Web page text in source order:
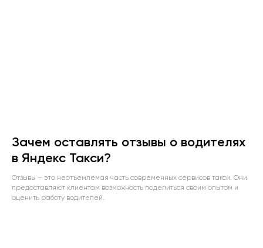
Зачем оставлять отзывы о водителях
в Яндекс Такси?
Отзывы – это неотъемлемая часть современных сервисов такси. Они
предоставляют клиентам возможность поделиться своим опытом и
оценить работу водителей.